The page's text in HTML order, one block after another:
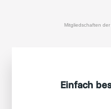
Mitgliedschaften
Einfach